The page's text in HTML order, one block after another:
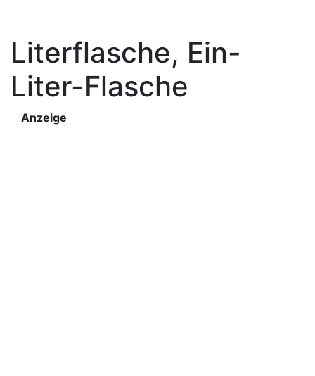
Literflasche, Ein-
Liter-Flasche
Anzeige